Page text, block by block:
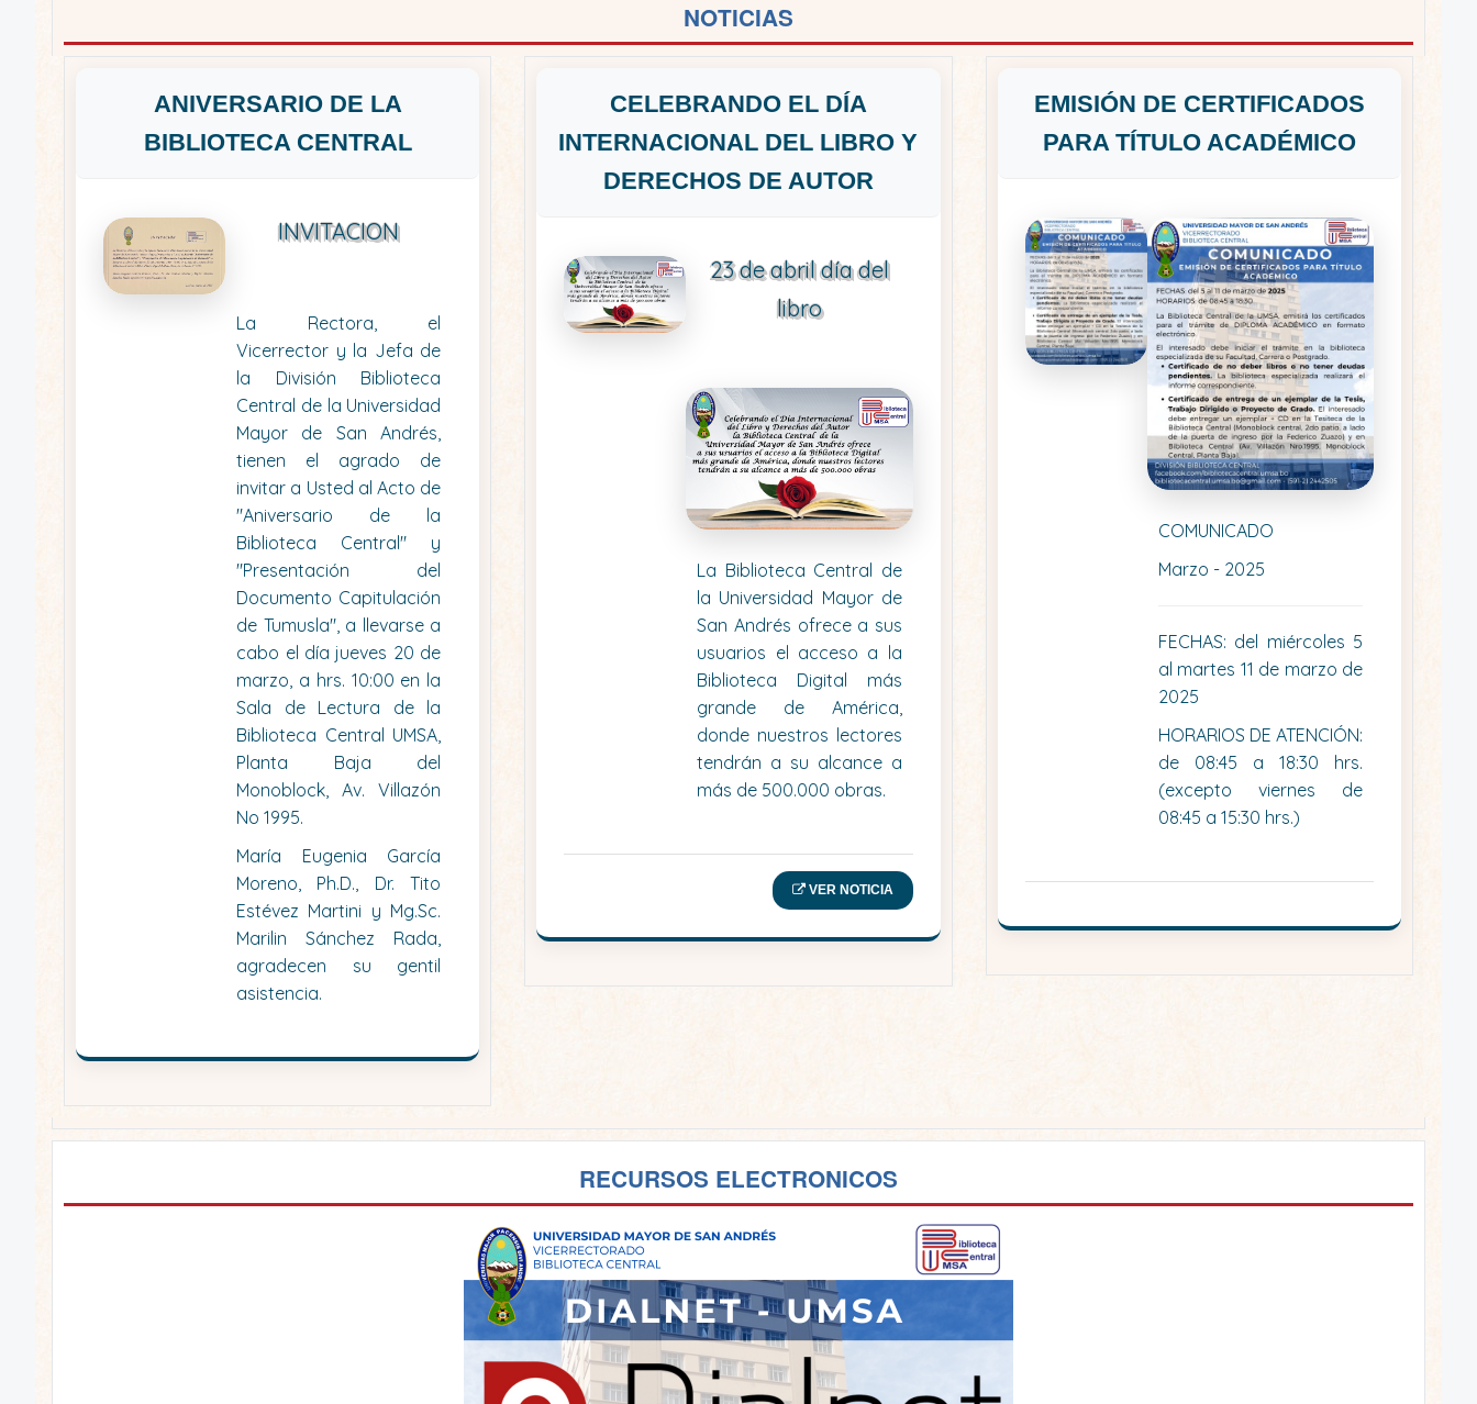
NOTICIAS
ANIVERSARIO DE LA
BIBLIOTECA CENTRAL
INVITACION
La Rectora, el
Vicerrector y la Jefa de
la División Biblioteca
Central de la Universidad
Mayor de San Andrés,
tienen el agrado de
invitar a Usted al Acto de
"Aniversario de la
Biblioteca Central" y
"Presentación del
Documento Capitulación
de Tumusla", a llevarse a
cabo el día jueves 20 de
marzo, a hrs. 10:00 en la
Sala de Lectura de la
Biblioteca Central UMSA,
Planta Baja del
Monoblock, Av. Villazón
No 1995.
María Eugenia García
Moreno, Ph.D., Dr. Tito
Estévez Martini y Mg.Sc.
Marilin Sánchez Rada,
agradecen su gentil
asistencia.
CELEBRANDO EL DÍA
INTERNACIONAL DEL LIBRO Y
DERECHOS DE AUTOR
23 de abril día del
libro
La Biblioteca Central de
la Universidad Mayor de
San Andrés ofrece a sus
usuarios el acceso a la
Biblioteca Digital más
grande de América,
donde nuestros lectores
tendrán a su alcance a
más de 500.000 obras.
VER NOTICIA
EMISIÓN DE CERTIFICADOS
PARA TÍTULO ACADÉMICO
COMUNICADO
Marzo - 2025
FECHAS: del miércoles 5
al martes 11 de marzo de
2025
HORARIOS DE ATENCIÓN:
de 08:45 a 18:30 hrs.
(excepto viernes de
08:45 a 15:30 hrs.)
RECURSOS ELECTRONICOS